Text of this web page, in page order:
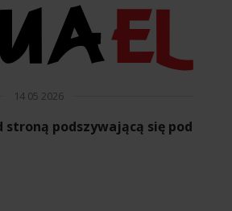
14 05 2026
stroną podszywającą się pod